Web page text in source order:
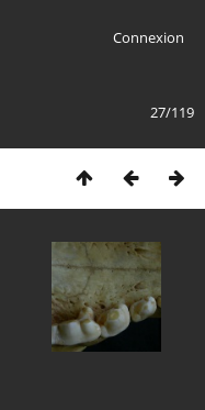
Connexion
27/119